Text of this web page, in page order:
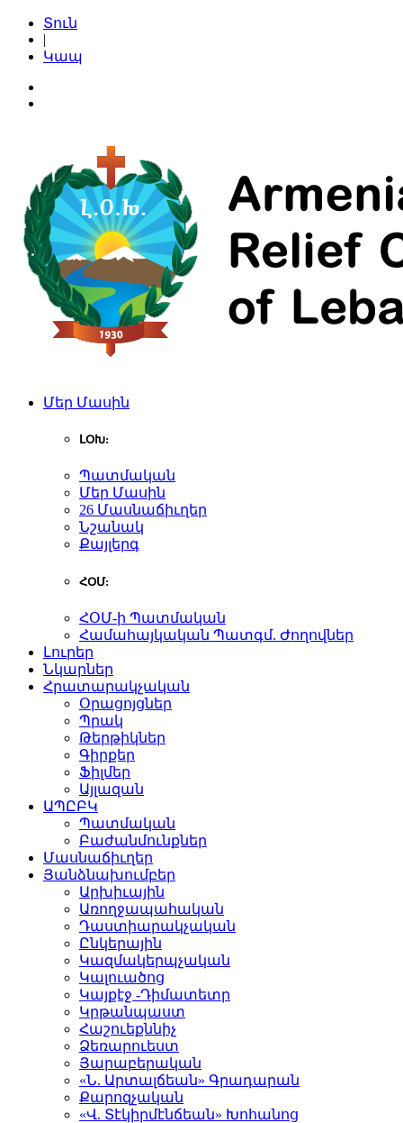
Տուն
|
Կապ
Մեր Մասին
ԼՕԽ:
Պատմական
Մեր Մասին
26 Մասնաճիւղեր
Նշանակ
Քայլերգ
ՀՕՄ:
ՀՕՄ-ի Պատմական
Համահայկական Պատգմ. Ժողովներ
Լուրեր
Նկարներ
Հրատարակչական
Օրացոյցներ
Պրակ
Թերթիկներ
Գիրքեր
Ֆիլմեր
Այլազան
ԱՊԸԲԿ
Պատմական
Բաժանմունքներ
Մասնաճիւղեր
Յանձնախումբեր
Արխիւային
Առողջապահական
Դաստիարակչական
Ընկերային
Կազմակերպչական
Կալուածոց
Կայքէջ -Դիմատետր
Կրթանպաստ
Հաշուեքննիչ
Ձեռարուեստ
Յարաբերական
«Ն. Արտալճեան» Գրադարան
Քարոզչական
«Վ. Տէկիրմէնճեան» Խոհանոց